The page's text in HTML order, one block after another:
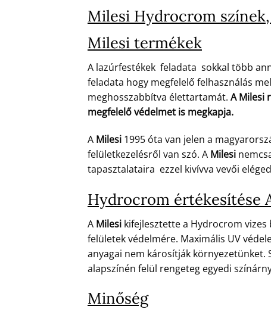
Milesi Hydrocrom
Milesi termékek
A lazúrfestékek feladata sokkal több
feladata hogy megfelelő felhasználás
meghosszabbítva élettartamát. A Milesi
megfelelő védelmet is megkapja.
A Milesi 1995 óta van jelen a
felületkezelésről van szó. A Milesi
tapasztalataira ezzel kivívva vevői
Hydrocrom értékesítése
A Milesi kifejlesztette a Hydrocrom
felületek védelmére. Maximális UV
anyagai nem károsítják
alapszínén felül rengeteg egyedi
Minőség